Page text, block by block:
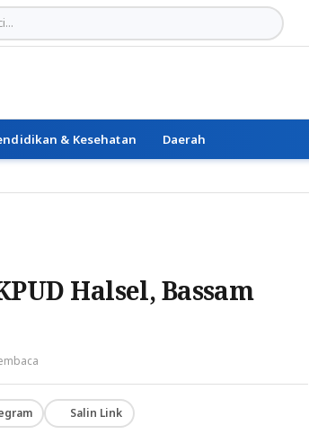
& Kesehatan Daerah
Halsel, Bassam
Salin Link